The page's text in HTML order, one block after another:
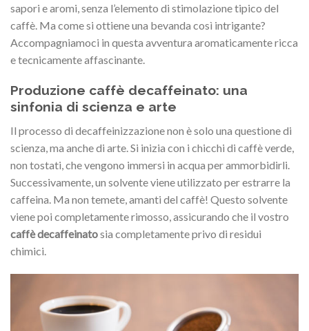
sapori e aromi, senza l’elemento di stimolazione tipico del
caffè. Ma come si ottiene una bevanda così intrigante?
Accompagniamoci in questa avventura aromaticamente ricca
e tecnicamente affascinante.
Produzione caffè decaffeinato: una
sinfonia di scienza e arte
Il processo di decaffeinizzazione non è solo una questione di
scienza, ma anche di arte. Si inizia con i chicchi di caffè verde,
non tostati, che vengono immersi in acqua per ammorbidirli.
Successivamente, un solvente viene utilizzato per estrarre la
caffeina. Ma non temete, amanti del caffè! Questo solvente
viene poi completamente rimosso, assicurando che il vostro
caffè decaffeinatosia completamente privo di residui
chimici.